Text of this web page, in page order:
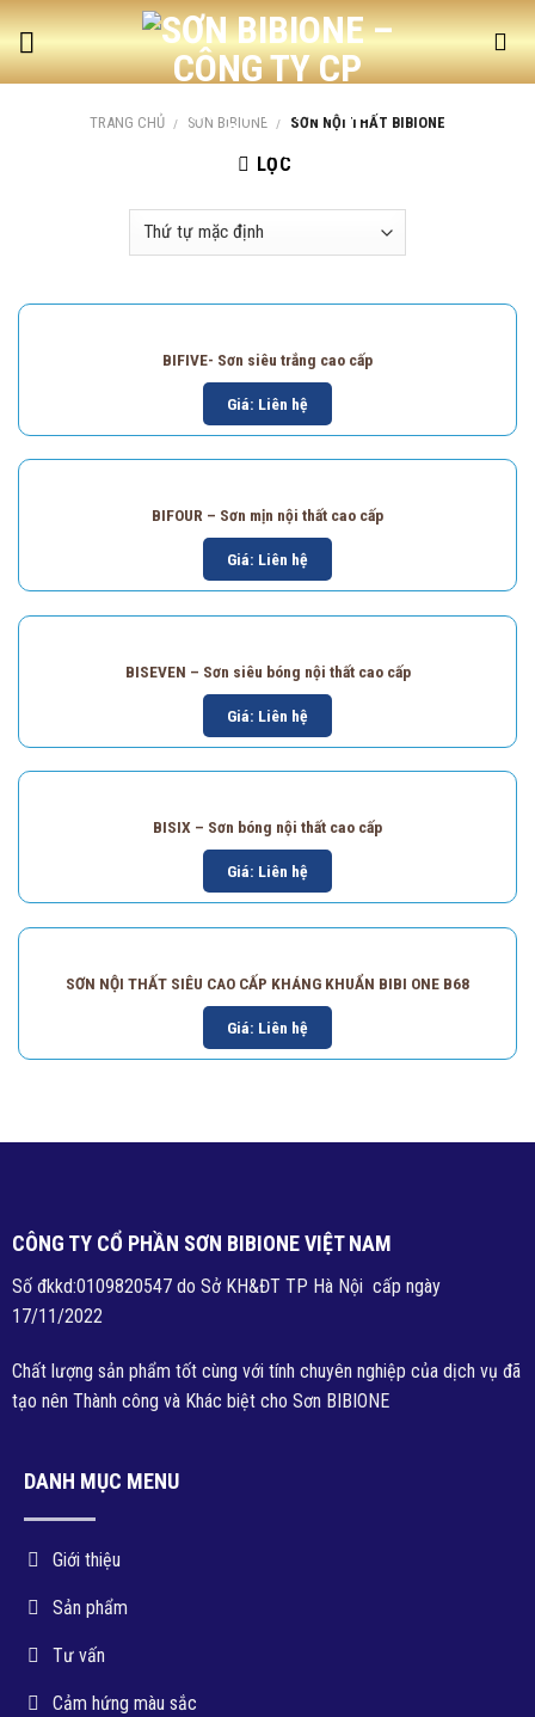
Skip
content
TRANG CHỦ / SƠN BIBIONE / SƠN NỘI THẤT BIBIONE
LỌC
BIFIVE- Sơn siêu trắng cao cấp
Giá: Liên hệ
BIFOUR – Sơn mịn nội thất cao cấp
Giá: Liên hệ
BISEVEN – Sơn siêu bóng nội thất cao cấp
Giá: Liên hệ
BISIX – Sơn bóng nội thất cao cấp
Giá: Liên hệ
SƠN NỘI THẤT SIÊU CAO CẤP KHÁNG KHUẨN BIBI ONE B68
Giá: Liên hệ
CÔNG TY CỔ PHẦN SƠN BIBIONE VIỆT NAM
Số đkkd:0109820547 do Sở KH&ĐT TP Hà Nội cấp ngày
17/11/2022
Chất lượng sản phẩm tốt cùng với tính chuyên nghiệp của dịch vụ đã
tạo nên Thành công và Khác biệt cho Sơn BIBIONE
DANH MỤC MENU
Giới thiệu
Sản phẩm
Tư vấn
Cảm hứng màu sắc